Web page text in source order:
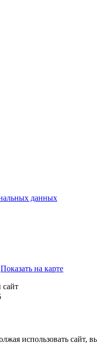
данных
Показать на карте
сайт
использовать сайт,